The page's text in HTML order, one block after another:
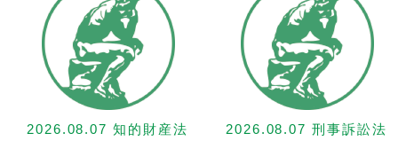
2026.08.07 知的財産法
2026.08.07 刑事訴訟法